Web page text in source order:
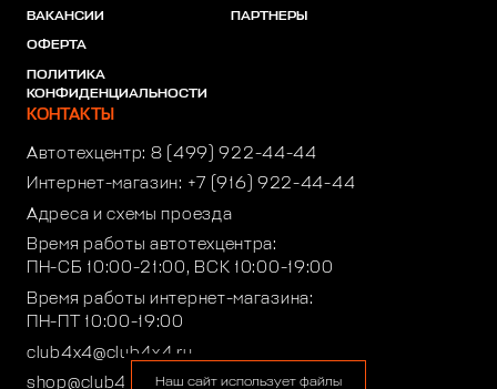
ВАКАНСИИ
ОФЕРТА
ПОЛИТИКА
КОНФИДЕНЦИАЛЬНОСТИ
ПАРТНЕРЫ
КОНТАКТЫ
Автотехцентр: 8 (499) 922-44-44
Интернет-магазин: +7 (916) 922-44-44
Адреса и схемы проезда
Время работы автотехцентра:
ПН-СБ 10:00-21:00, ВСК 10:00-19:00
Время работы интернет-магазина:
ПН-ПТ 10:00-19:00
club4x4@club4x4.ru
shop@club4x4.ruНаш сайт использует файлы